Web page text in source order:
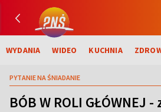
WYDANIA WIDEO KUCHNIA
PYTANIE NA ŚNIADANIE
BÓB W ROLI GŁÓWNEJ